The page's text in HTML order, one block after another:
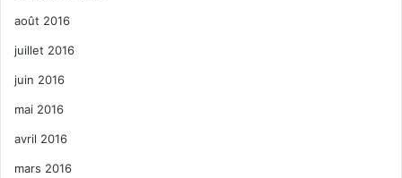
août 2016
juillet 2016
juin 2016
mai 2016
avril 2016
mars 2016